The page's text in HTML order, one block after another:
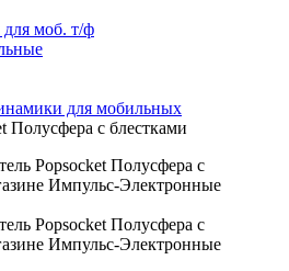
моб. т/ф
для мобильных
Полусфера с блестками